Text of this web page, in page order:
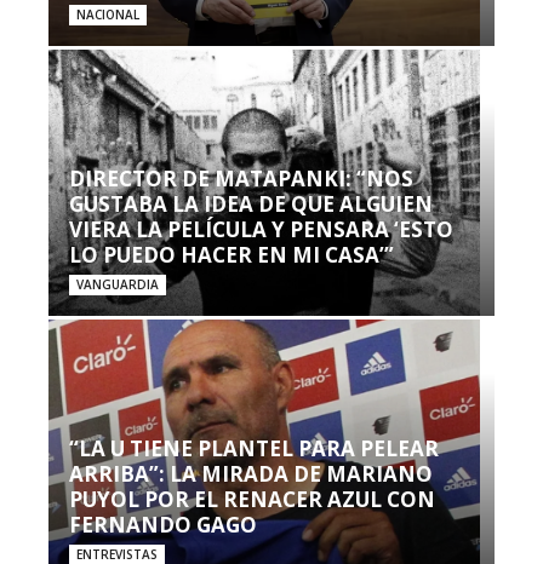
NACIONAL
DIRECTOR DE MATAPANKI: “NOS
GUSTABA LA IDEA DE QUE ALGUIEN
VIERA LA PELÍCULA Y PENSARA ‘ESTO
LO PUEDO HACER EN MI CASA’”
VANGUARDIA
“LA U TIENE PLANTEL PARA PELEAR
ARRIBA”: LA MIRADA DE MARIANO
PUYOL POR EL RENACER AZUL CON
FERNANDO GAGO
ENTREVISTAS